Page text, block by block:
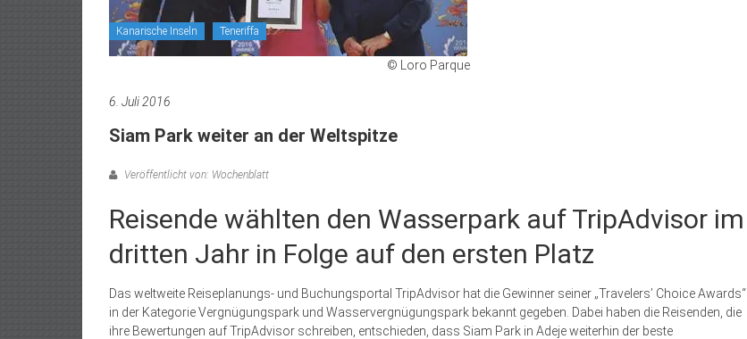
Kanarische Inseln Teneriffa
© Loro Parque
6. Juli 2016
Siam Park weiter an der Weltspitze
Veröffentlicht von: Wochenblatt
Reisende wählten den Wasserpark auf TripAdvisor im
dritten Jahr in Folge auf den ersten Platz
Das weltweite Reiseplanungs- und Buchungsportal TripAdvisor hat die Gewinner seiner „Travelers’ Choice Awards“
in der Kategorie Vergnügungspark und Wasservergnügungspark bekannt gegeben. Dabei haben die Reisenden, die
ihre Bewertungen auf TripAdvisor schreiben, entschieden, dass Siam Park in Adeje weiterhin der beste